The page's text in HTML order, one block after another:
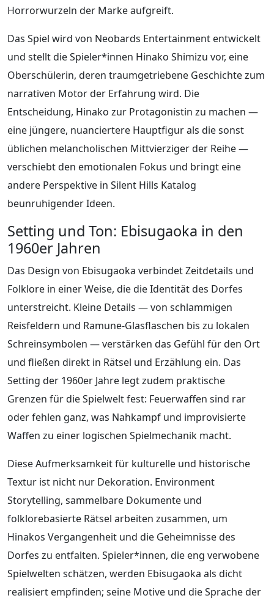
Horrorwurzeln der Marke aufgreift.
Das Spiel wird von Neobards Entertainment entwickelt
und stellt die Spieler*innen Hinako Shimizu vor, eine
Oberschülerin, deren traumgetriebene Geschichte zum
narrativen Motor der Erfahrung wird. Die
Entscheidung, Hinako zur Protagonistin zu machen —
eine jüngere, nuanciertere Hauptfigur als die sonst
üblichen melancholischen Mittvierziger der Reihe —
verschiebt den emotionalen Fokus und bringt eine
andere Perspektive in Silent Hills Katalog
beunruhigender Ideen.
Setting und Ton: Ebisugaoka in den
1960er Jahren
Das Design von Ebisugaoka verbindet Zeitdetails und
Folklore in einer Weise, die die Identität des Dorfes
unterstreicht. Kleine Details — von schlammigen
Reisfeldern und Ramune-Glasflaschen bis zu lokalen
Schreinsymbolen — verstärken das Gefühl für den Ort
und fließen direkt in Rätsel und Erzählung ein. Das
Setting der 1960er Jahre legt zudem praktische
Grenzen für die Spielwelt fest: Feuerwaffen sind rar
oder fehlen ganz, was Nahkampf und improvisierte
Waffen zu einer logischen Spielmechanik macht.
Diese Aufmerksamkeit für kulturelle und historische
Textur ist nicht nur Dekoration. Environment
Storytelling, sammelbare Dokumente und
folklorebasierte Rätsel arbeiten zusammen, um
Hinakos Vergangenheit und die Geheimnisse des
Dorfes zu entfalten. Spieler*innen, die eng verwobene
Spielwelten schätzen, werden Ebisugaoka als dicht
realisiert empfinden; seine Motive und die Sprache der